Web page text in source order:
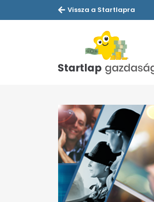
Vissza a Startlapra